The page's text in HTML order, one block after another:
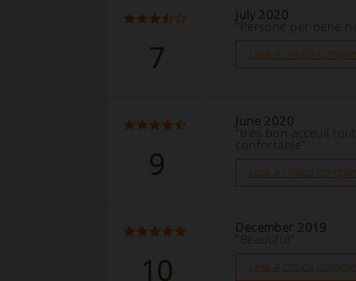
July 2020
“Persone per bene
Leia a crítica
7
June 2020
“tres bon acceuil
confortable”
Leia a crítica
9
December 2019
“Beautiful”
Leia a crítica
10